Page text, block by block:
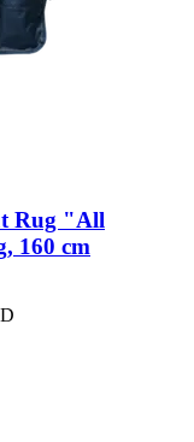
Rug "All
160 cm